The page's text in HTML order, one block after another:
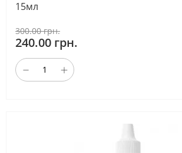
15мл
300.00 грн.
240.00 грн.